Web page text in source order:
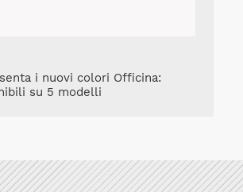
i nuovi colori Officina:
su 5 modelli